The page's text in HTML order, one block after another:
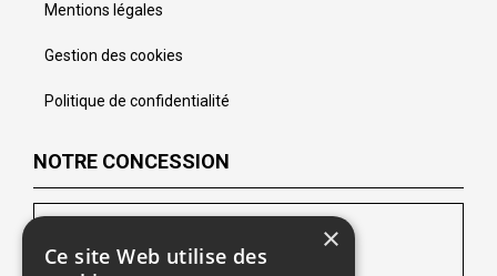
Mentions légales
Gestion des cookies
Politique de confidentialité
NOTRE CONCESSION
×
Ce site Web utilise des